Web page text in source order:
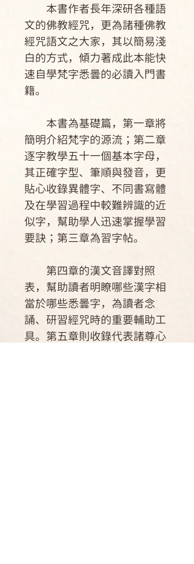
本書作者長年深研各種語
文的佛教經咒，更為諸種佛教
經咒語文之大家，其以簡易淺
白的方式，傾力著成此本能快
速自學梵字悉曇的必讀入門書
籍。
本書為基礎篇，第一章將
簡明介紹梵字的源流；第二章
逐字教學五十一個基本字母，
其正確字型、筆順與發音，更
貼心收錄異體字、不同書寫體
及在學習過程中較難辨識的近
似字，幫助學人迅速掌握學習
要訣；第三章為習字帖。
第四章的漢文音譯對照
表，幫助讀者明瞭哪些漢字相
當於哪些悉曇字，為讀者念
誦、研習經咒時的重要輔助工
具。第五章則收錄代表諸尊心